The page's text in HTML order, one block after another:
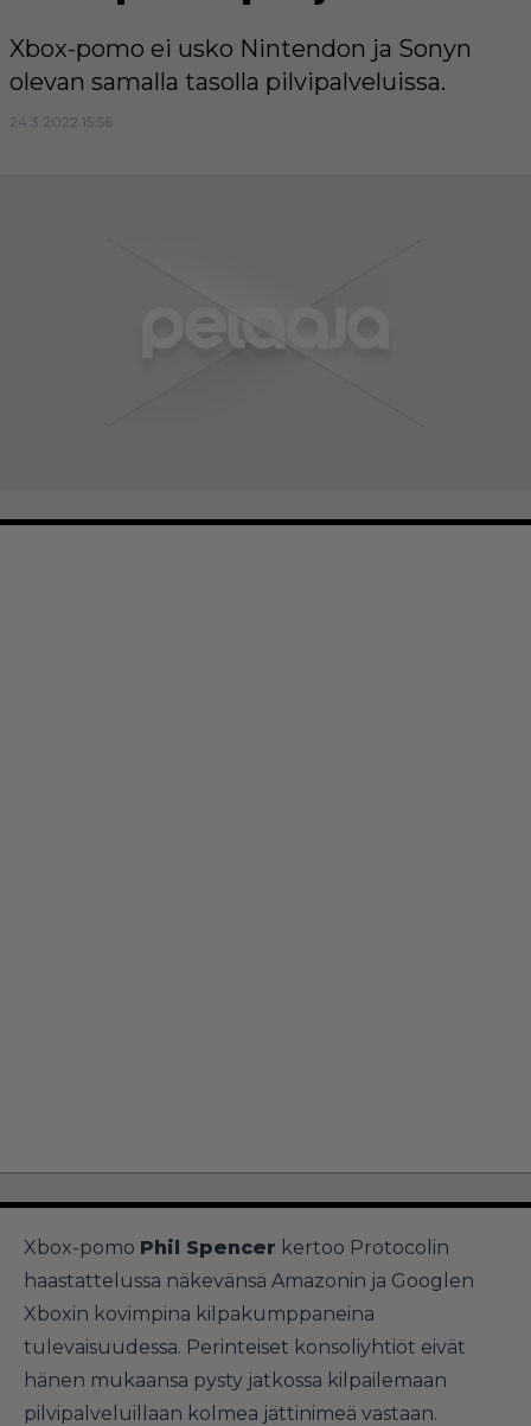
Xbox-pomo ei usko Nintendon ja Sonyn
olevan samalla tasolla pilvipalveluissa.
24.3.2022 15:56
Xbox-pomo Phil Spencer kertoo Protocolin
haastattelussa näkevänsä Amazonin ja Googlen
Xboxin kovimpina kilpakumppaneina
tulevaisuudessa. Perinteiset konsoliyhtiöt eivät
hänen mukaansa pysty jatkossa kilpailemaan
pilvipalveluillaan kolmea jättinimeä vastaan.